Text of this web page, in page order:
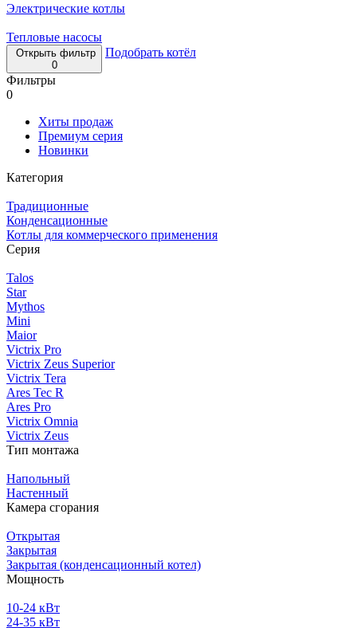
Электрические котлы
Тепловые насосы
Открыть фильтр
0
Подобрать котёл
Фильтры
0
Хиты продаж
Премиум серия
Новинки
Категория
Традиционные
Конденсационные
Котлы для коммерческого применения
Серия
Talos
Star
Mythos
Mini
Maior
Victrix Pro
Victrix Zeus Superior
Victrix Tera
Ares Tec R
Ares Pro
Victrix Omnia
Victrix Zeus
Тип монтажа
Напольный
Настенный
Камера сгорания
Открытая
Закрытая
Закрытая (конденсационный котел)
Мощность
10-24 кВт
24-35 кВт